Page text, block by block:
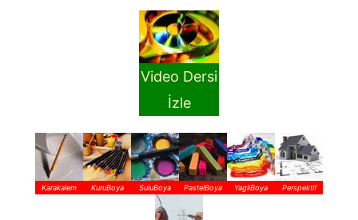
Video Dersi
İzle
Karakalem KuruBoya SuluBoya PastelBoya YagliBoya Perspektif